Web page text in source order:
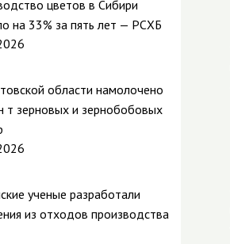
цветов в Сибири
на 33% за пять лет — РСХБ
области намолочено
т зерновых и зернобобовых
ученые разработали
из отходов производства